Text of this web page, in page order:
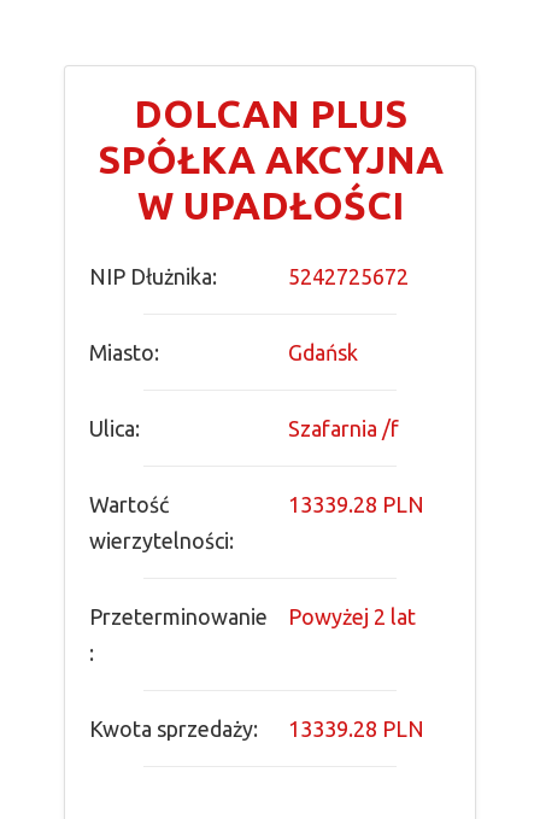
DOLCAN PLUS
SPÓŁKA AKCYJNA
W UPADŁOŚCI
NIP Dłużnika: 5242725672
Miasto: Gdańsk
Ulica: Szafarnia /f
Wartość
wierzytelności:
13339.28 PLN
Przeterminowanie
:
Powyżej 2 lat
Kwota sprzedaży: 13339.28 PLN